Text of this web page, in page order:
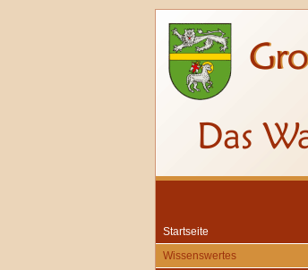
Startseite
Wissenswertes